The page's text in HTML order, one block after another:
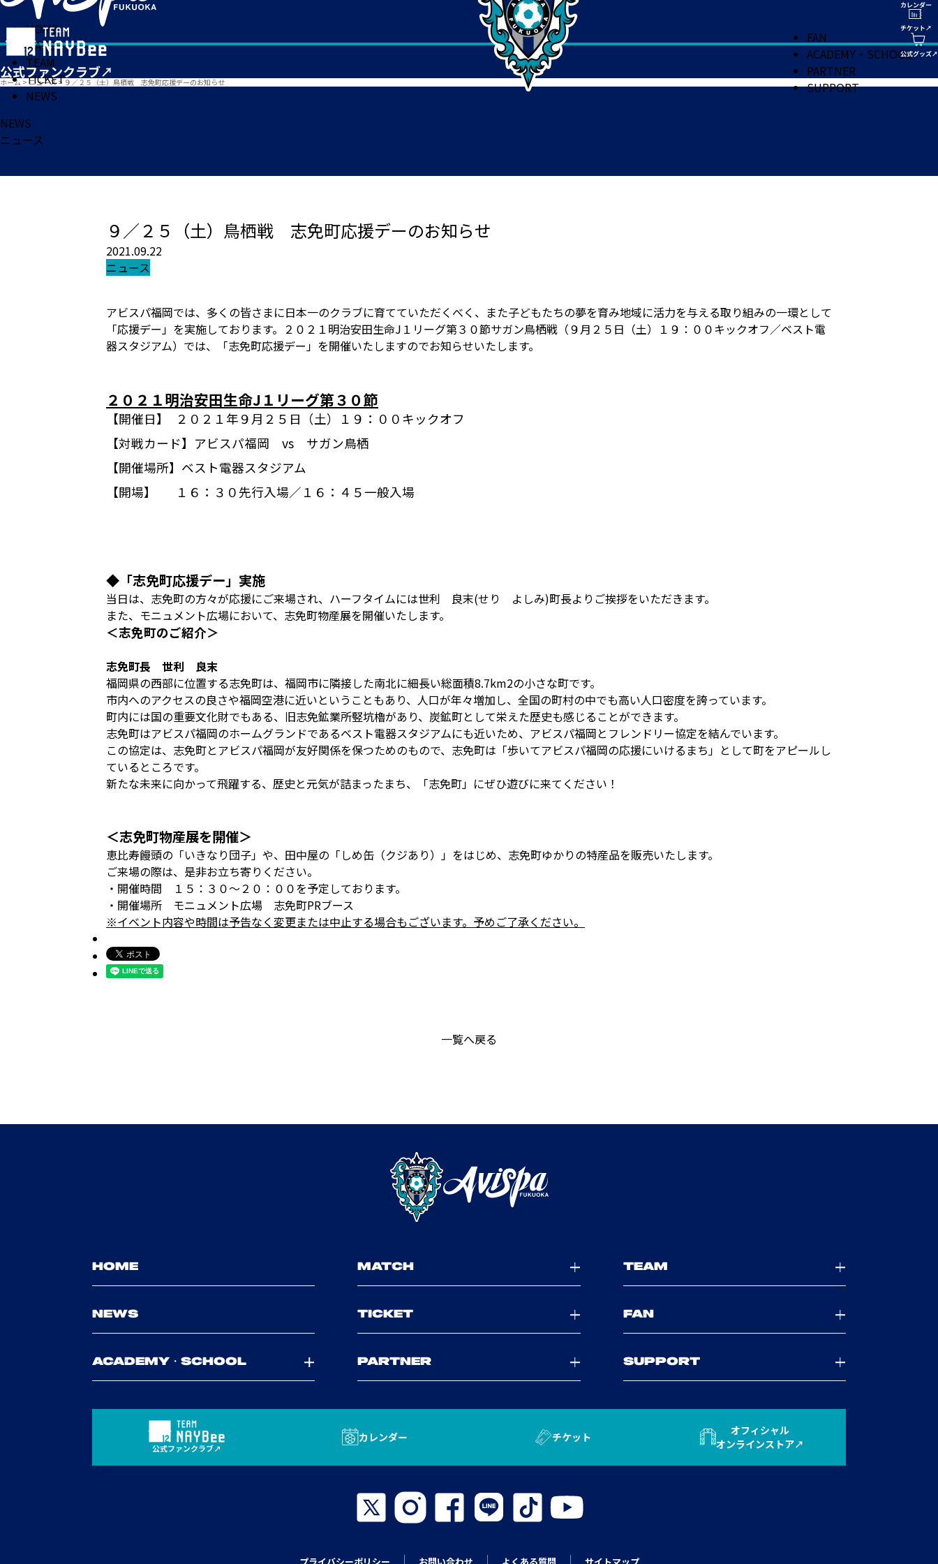
HOME
MATCH
TEAM
TICKET
NEWS
FAN
ACADEMY・SCHOOL
PARTNER
SUPPORT
ホーム > ニュース> ９／２５（土）鳥栖戦 志免町応援デーのお知らせ
NEWS
ニュース
９／２５（土）鳥栖戦 志免町応援デーのお知らせ
2021.09.22
ニュース
アビスパ福岡では、多くの皆さまに日本一のクラブに育てていただくべく、また子どもたちの夢を育み地域に活力を与える取り組みの一環として
「応援デー」を実施しております。２０２１明治安田生命J１リーグ第３０節サガン鳥栖戦（９月２５日（土）１９：００キックオフ／ベスト電
器スタジアム）では、「志免町応援デー」を開催いたしますのでお知らせいたします。
２０２１明治安田生命J１リーグ第３０節
【開催日】
２０２１年９月２５日（土）１９：００キックオフ
【対戦カード】 アビスパ福岡 vs サガン鳥栖
【開催場所】 ベスト電器スタジアム
【開場】
１６：３０先行入場／１６：４５一般入場
◆「志免町応援デー」実施
当日は、志免町の方々が応援にご来場され、ハーフタイムには世利 良末(せり よしみ)町長よりご挨拶をいただきます。
また、モニュメント広場において、志免町物産展を開催いたします。
＜志免町のご紹介＞
志免町長 世利 良末
福岡県の西部に位置する志免町は、福岡市に隣接した南北に細長い総面積8.7km2の小さな町です。
市内へのアクセスの良さや福岡空港に近いということもあり、人口が年々増加し、全国の町村の中でも高い人口密度を誇っています。
町内には国の重要文化財でもある、旧志免鉱業所竪坑櫓があり、炭鉱町として栄えた歴史も感じることができます。
志免町はアビスパ福岡のホームグランドであるベスト電器スタジアムにも近いため、アビスパ福岡とフレンドリー協定を結んでいます。
この協定は、志免町とアビスパ福岡が友好関係を保つためのもので、志免町は「歩いてアビスパ福岡の応援にいけるまち」として町をアピールし
ているところです。
新たな未来に向かって飛躍する、歴史と元気が詰まったまち、「志免町」にぜひ遊びに来てください！
＜志免町物産展を開催＞
恵比寿饅頭の「いきなり団子」や、田中屋の「しめ缶（クジあり）」をはじめ、志免町ゆかりの特産品を販売いたします。
ご来場の際は、是非お立ち寄りください。
・開催時間 １５：３０～２０：００を予定しております。
・開催場所 モニュメント広場 志免町PRブース
※イベント内容や時間は予告なく変更または中止する場合もございます。予めご了承ください。
一覧へ戻る
HOME MATCH TEAM
NEWS TICKET FAN
ACADEMY・SCHOOL PARTNER SUPPORT
公式ファンクラブ
カレンダー チケット
オフィシャル
オンラインストア